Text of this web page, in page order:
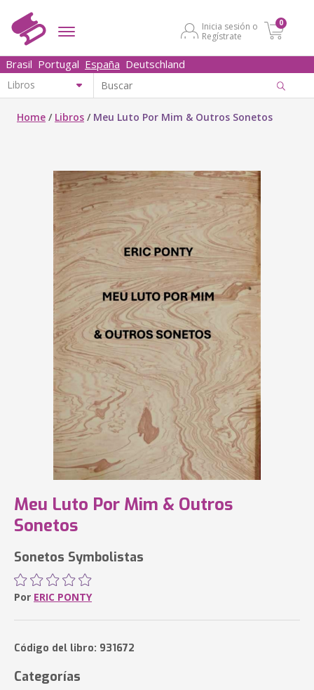
Inicia sesión o
Regístrate
0
Brasil Portugal España Deutschland
Home / Libros / Meu Luto Por Mim & Outros Sonetos
Meu Luto Por Mim & Outros
Sonetos
Sonetos Symbolistas
Por ERIC PONTY
Código del libro: 931672
Categorías